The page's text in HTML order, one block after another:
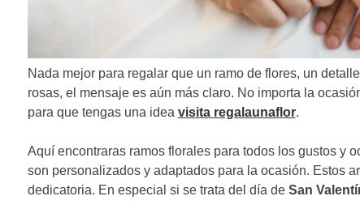
Nada mejor para regalar que un ramo de flores, un
rosas, el mensaje es aún más claro. No importa la
para que tengas una idea visita regalaunaflor.
Aquí encontraras ramos florales para todos los gustos y
son personalizados y adaptados para la ocasión. Estos
dedicatoria. En especial si se trata del día de San